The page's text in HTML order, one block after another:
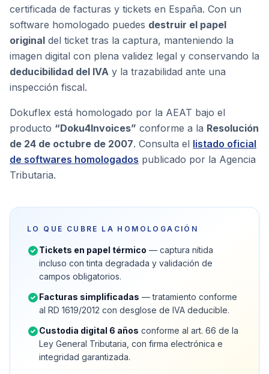
certificada de facturas y tickets en España. Con un
software homologado puedes destruir el papel
original del ticket tras la captura, manteniendo la
imagen digital con plena validez legal y conservando la
deducibilidad del IVA y la trazabilidad ante una
inspección fiscal.
Dokuflex está homologado por la AEAT bajo el
producto “Doku4Invoices” conforme a la Resolución
de 24 de octubre de 2007. Consulta el listado oficial
de softwares homologados publicado por la Agencia
Tributaria.
LO QUE CUBRE LA HOMOLOGACIÓN
Tickets en papel térmico — captura nítida
incluso con tinta degradada y validación de
campos obligatorios.
Facturas simplificadas — tratamiento conforme
al RD 1619/2012 con desglose de IVA deducible.
Custodia digital 6 años conforme al art. 66 de la
Ley General Tributaria, con firma electrónica e
integridad garantizada.